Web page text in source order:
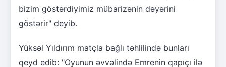
bizim göstərdiyimiz mübarizənin dəyərini
göstərir" deyib.
Yüksəl Yıldırım matçla bağlı təhlilində bunları
qeyd edib: "Oyunun əvvəlində Emrenin qapıçı ilə